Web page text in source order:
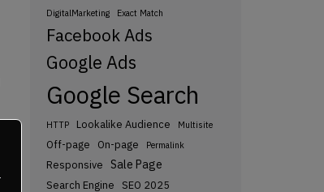
DigitalMarketing
Exact Match
Facebook Ads
Google Ads
Google Search
HTTP Lookalike Audience Multisite
Off-page On-page Permalink
Responsive Sale Page
Search Engine SEO 2025